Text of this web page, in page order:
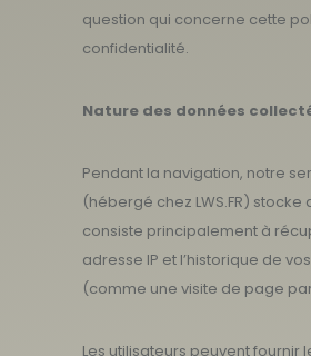
question qui concerne cette
confidentialité.
Nature des données
Pendant la navigation, notre
(hébergé chez LWS.FR) stocke
consiste principalement à
adresse IP et l’historique de
(comme une visite de page
Les utilisateurs peuvent fournir